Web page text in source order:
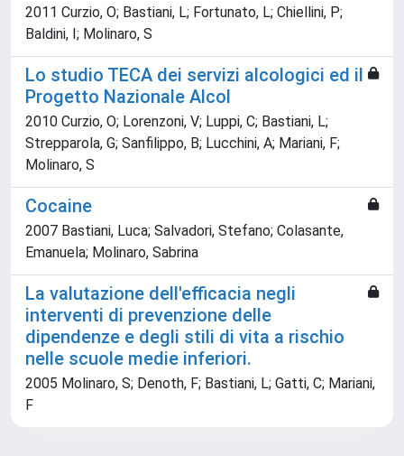
2011 Curzio, O; Bastiani, L; Fortunato, L; Chiellini, P;
Baldini, I; Molinaro, S
Lo studio TECA dei servizi alcologici ed il
Progetto Nazionale Alcol
2010 Curzio, O; Lorenzoni, V; Luppi, C; Bastiani, L;
Strepparola, G; Sanfilippo, B; Lucchini, A; Mariani, F;
Molinaro, S
Cocaine
2007 Bastiani, Luca; Salvadori, Stefano; Colasante,
Emanuela; Molinaro, Sabrina
La valutazione dell'efficacia negli
interventi di prevenzione delle
dipendenze e degli stili di vita a rischio
nelle scuole medie inferiori.
2005 Molinaro, S; Denoth, F; Bastiani, L; Gatti, C; Mariani,
F